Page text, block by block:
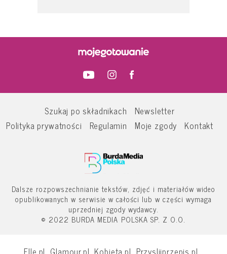
Szukaj po składnikach
Newsletter
Polityka prywatności
Regulamin Moje zgody Kontakt
Dalsze rozpowszechnianie tekstów, zdjęć i materiałów wideo
opublikowanych w serwisie w całości lub w części wymaga
uprzedniej zgody wydawcy.
© 2022 BURDA MEDIA POLSKA SP. Z O.O.
Elle.pl Glamour.pl Kobieta.pl Przyslijprzepis.pl